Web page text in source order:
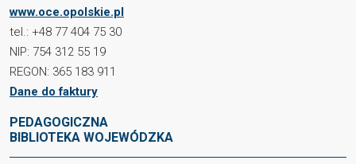
www.oce.opolskie.pl
tel.: +48 77 404 75 30
NIP: 754 312 55 19
REGON: 365 183 911
Dane do faktury
PEDAGOGICZNA
BIBLIOTEKA WOJEWÓDZKA